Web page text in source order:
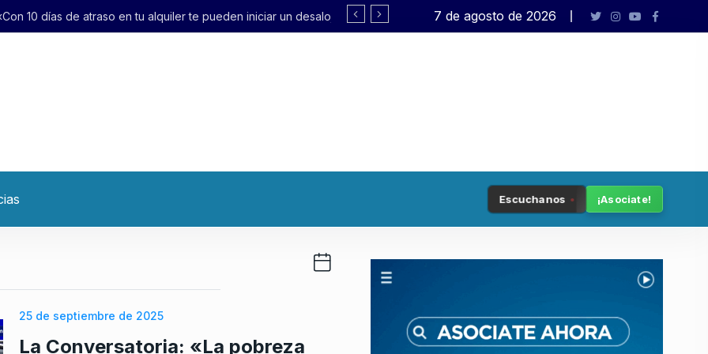
alquiler te pueden iniciar un desalojo exprés» Democracia en peligro
7 de agosto de 2026
Escuchanos ¡Asociate!
25 de septiembre de 2025
La Conversatoria: «La pobreza